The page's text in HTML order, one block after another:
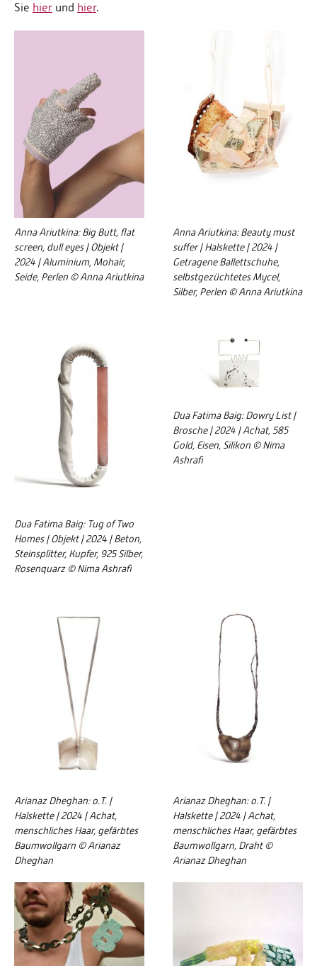
Sie hier und hier.
Anna Ariutkina: Big Butt, flat
screen, dull eyes | Objekt |
2024 | Aluminium, Mohair,
Seide, Perlen © Anna Ariutkina
Anna Ariutkina: Beauty must
suffer | Halskette | 2024 |
Getragene Ballettschuhe,
selbstgezüchtetes Mycel,
Silber, Perlen © Anna Ariutkina
Dua Fatima Baig: Tug of Two
Homes | Objekt | 2024 | Beton,
Steinsplitter, Kupfer, 925 Silber,
Rosenquarz © Nima Ashrafi
Dua Fatima Baig: Dowry List |
Brosche | 2024 | Achat, 585
Gold, Eisen, Silikon © Nima
Ashrafi
Arianaz Dheghan: o.T. |
Halskette | 2024 | Achat,
menschliches Haar, gefärbtes
Baumwollgarn © Arianaz
Dheghan
Arianaz Dheghan: o.T. |
Halskette | 2024 | Achat,
menschliches Haar, gefärbtes
Baumwollgarn, Draht ©
Arianaz Dheghan